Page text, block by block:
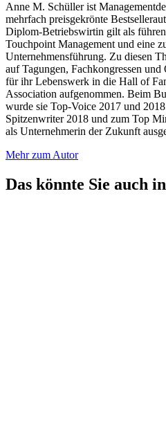
Anne M. Schüller ist
mehrfach preisgekrönte
Diplom-Betriebswirtin gilt als
Touchpoint Management und eine
Unternehmensführung. Zu diesen
auf Tagungen, Fachkongressen
für ihr Lebenswerk in die Hall of
Association aufgenommen. Beim
wurde sie Top-Voice 2017 und
Spitzenwriter 2018 und zum Top
als Unternehmerin der Zukunft
Mehr zum Autor
Das könnte Sie auch